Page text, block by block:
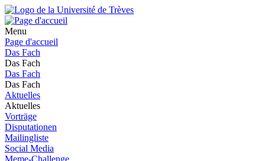
Menu
Page d'accueil
Das Fach
Das Fach
Das Fach
Das Fach
Aktuelles
Aktuelles
Vorträge
Disputationen
Mailingliste
Social Media
Meme-Challenge